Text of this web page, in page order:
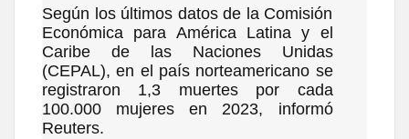
Según los últimos datos de la Comisión
Económica para América Latina y el
Caribe de las Naciones Unidas
(CEPAL), en el país norteamericano se
registraron 1,3 muertes por cada
100.000 mujeres en 2023, informó
Reuters.